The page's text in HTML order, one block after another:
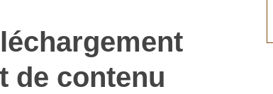
de contenu